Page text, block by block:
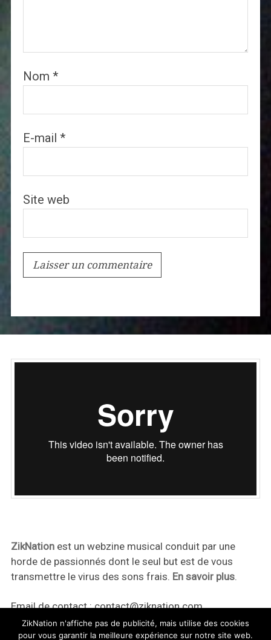
Nom *
E-mail *
Site web
ZikNationest un webzine musical conduit par une
horde de passionnés dont le seul but est de vous
transmettre le virus des sons frais. En savoir plus.
Email de contact :contact@ziknation.com
ZikNation n'affiche pas de publicité, mais utilise des cookies
pour vous garantir la meilleure expérience sur notre site web.